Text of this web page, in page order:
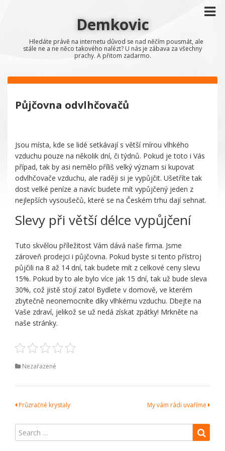
Demkovic
Hledáte právě na internetu důvod se nad něčím pousmát, ale
stále ne a ne něco takového nalézt? U nás je zábava za všechny
prachy. A přitom zadarmo.
Půjčovna odvlhčovačů
Jsou místa, kde se lidé setkávají s větší mírou vlhkého
vzduchu pouze na několik dní, či týdnů. Pokud je toto i Vás
případ, tak by asi nemělo příliš velký význam si kupovat
odvlhčovače vzduchu, ale raději si je vypůjčit. Ušetříte tak
dost velké peníze a navíc budete mít vypůjčený jeden z
nejlepších vysoušečů, které se na Českém trhu dají sehnat.
Slevy při větší délce vypůjčení
Tuto skvělou příležitost Vám dává naše firma. Jsme
zároveň prodejci i půjčovna. Pokud byste si tento přístroj
půjčili na 8 až 14 dní, tak budete mít z celkové ceny slevu
15%. Pokud by to ale bylo více jak 15 dní, tak už bude sleva
30%, což jistě stojí zato! Bydlete v domově, ve kterém
zbytečně neonemocníte díky vlhkému vzduchu. Dbejte na
Vaše zdraví, jelikož se už nedá získat zpátky! Mrkněte na
naše stránky.
Nezařazené
Navigace
pro
příspěvek
Průzračné krystaly My vám rádi uvaříme